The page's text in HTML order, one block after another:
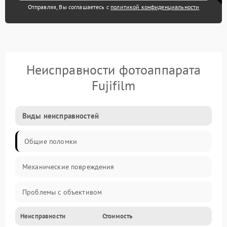
Отправляя, Вы соглашаетесь с политикой конфиденциальности
Неисправности фотоаппарата
Fujifilm
Виды неисправностей
Общие поломки
Механические повреждения
Проблемы с объективом
Электронные ошибки
Неисправности Стоимость